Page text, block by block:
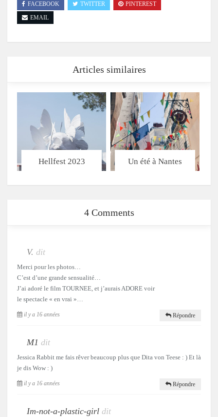
FACEBOOK TWITTER
PINTEREST
EMAIL
Articles similaires
Hellfest 2023 Un été à Nantes
4 Comments
V. dit
Merci pour les photos…
C’est d’une grande sensualité…
J’ai adoré le film TOURNEE, et j’aurais ADORE voir
le spectacle « en vrai »…
il y a 16 années Répondre
M1 dit
Jessica Rabbit me fais rêver beaucoup plus que Dita von Teese : ) Et là
je dis Wow : )
il y a 16 années Répondre
Im-not-a-plastic-girl dit